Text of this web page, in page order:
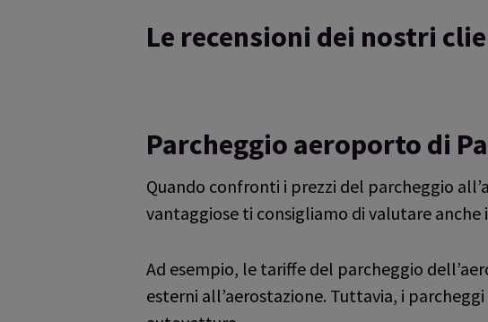
Le recensioni dei nostri
Soddisfatta
Cordialità e disponibilità.
Trusted Customer ·
05 Aug 2026
Rating: 5 / 5
tutto ok. persone serie
Rating: 5 / 5
Lo utilizzo da diverso tempo ed è eccezionale
Parcheggio aeroporto di
Quando confronti i prezzi del parcheggio
vantaggiose ti consigliamo di valutare anche
Ad esempio, le tariffe del parcheggio
esterni all’aerostazione. Tuttavia, i